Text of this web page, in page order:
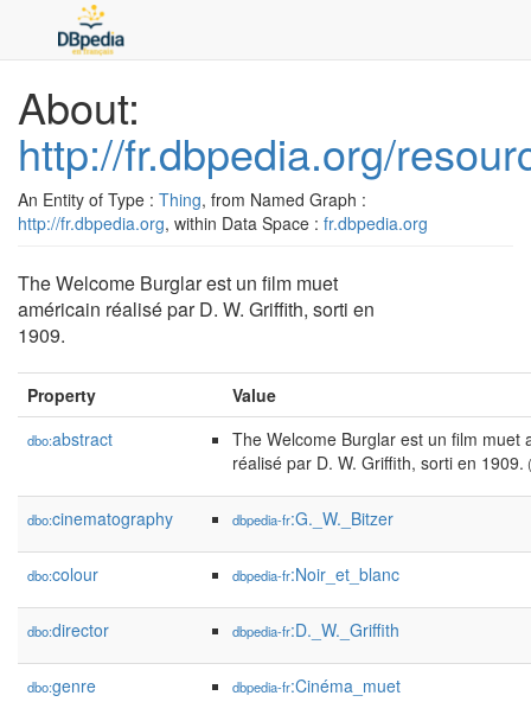
About:
http://fr.dbpedia.org/
An Entity of Type : Thing, from Named Graph :
http://fr.dbpedia.org, within Data Space : fr.dbpedia.org
The Welcome Burglar est un film muet
américain réalisé par D. W. Griffith, sorti en
1909.
Property Value
dbo:abstract
The Welcome Burglar est un film muet
réalisé par D. W. Griffith, sorti en 1909.
dbo:cinematography dbpedia-fr:G._W._Bitzer
dbo:colour dbpedia-fr:Noir_et_blanc
dbo:director dbpedia-fr:D._W._Griffith
dbo:genre dbpedia-fr:Cinéma_muet